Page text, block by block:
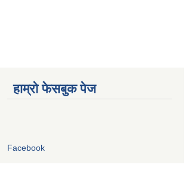
हाम्रो फेसबुक पेज
Facebook